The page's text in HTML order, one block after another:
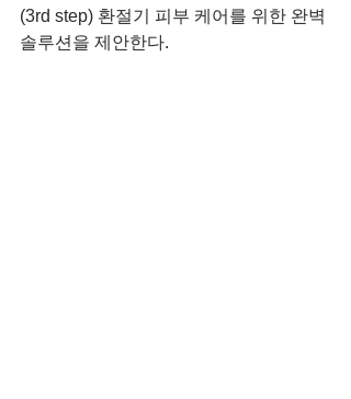
(3rd step) 환절기 피부 케어를 위한 완벽
솔루션을 제안한다.